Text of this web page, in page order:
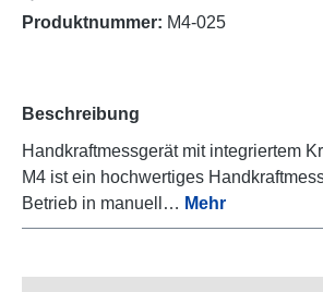
Produktnummer: M4-025
Beschreibung
Handkraftmessgerät mit integriertem
M4 ist ein hochwertiges
Betrieb in manuell… Mehr